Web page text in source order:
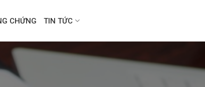
CHỨNG TIN TỨC